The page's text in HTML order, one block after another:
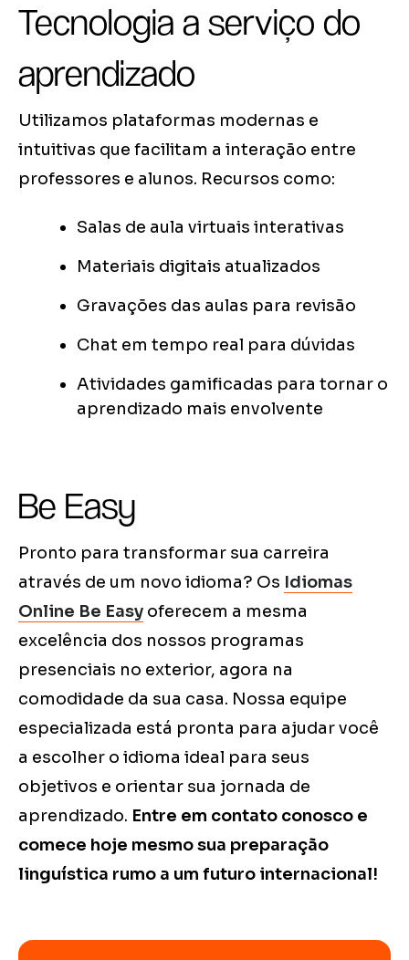
Tecnologia a serviço do
aprendizado
Utilizamos plataformas modernas e
intuitivas que facilitam a interação entre
professores e alunos. Recursos como:
Salas de aula virtuais interativas
Materiais digitais atualizados
Gravações das aulas para revisão
Chat em tempo real para dúvidas
Atividades gamificadas para tornar o
aprendizado mais envolvente
Be Easy
Pronto para transformar sua carreira
através de um novo idioma? Os Idiomas
Online Be Easy oferecem a mesma
excelência dos nossos programas
presenciais no exterior, agora na
comodidade da sua casa. Nossa equipe
especializada está pronta para ajudar você
a escolher o idioma ideal para seus
objetivos e orientar sua jornada de
aprendizado. Entre em contato conosco e
comece hoje mesmo sua preparação
linguística rumo a um futuro internacional!